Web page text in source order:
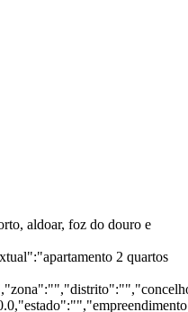
aldoar, foz do douro e
2 quartos